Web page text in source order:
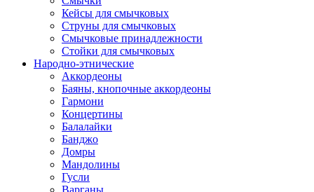
Кейсы для смычковых
Струны для смычковых
Смычковые принадлежности
Стойки для смычковых
Народно-этнические
Аккордеоны
Баяны, кнопочные аккордеоны
Гармони
Концертины
Балалайки
Банджо
Домры
Мандолины
Гусли
Варганы